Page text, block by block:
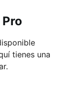
tienes una